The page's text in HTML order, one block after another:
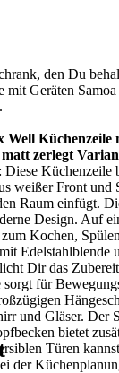
den Du
Geräten
Küchenzeile
zerlegt
Küchenzeile
weißer Front und
Raum einfügt.
Design. Auf
Kochen,
Edelstahlblende
Dir das
für
und Gläser. Der
bietet
Türen
der